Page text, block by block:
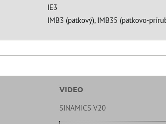
IE3
IMB3 (pätkový), IMB35 (pätkovo-
VIDEO
SINAMICS V20